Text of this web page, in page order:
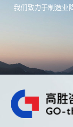
我们致力于制造业